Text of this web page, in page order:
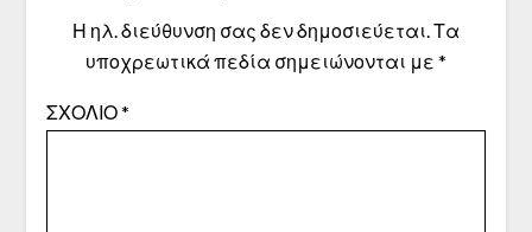
Η ηλ. διεύθυνση σας δεν δημοσιεύεται.Τα
υποχρεωτικά πεδία σημειώνονται με *
ΣΧΌΛΙΟ*